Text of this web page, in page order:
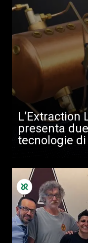
L’Extraction
presenta
tecnologie